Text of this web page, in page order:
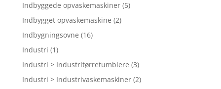
Indbyggede opvaskemaskiner (5)
Indbygget opvaskemaskine (2)
Indbygningsovne (16)
Industri (1)
Industri > Industritørretumblere (3)
Industri > Industrivaskemaskiner (2)